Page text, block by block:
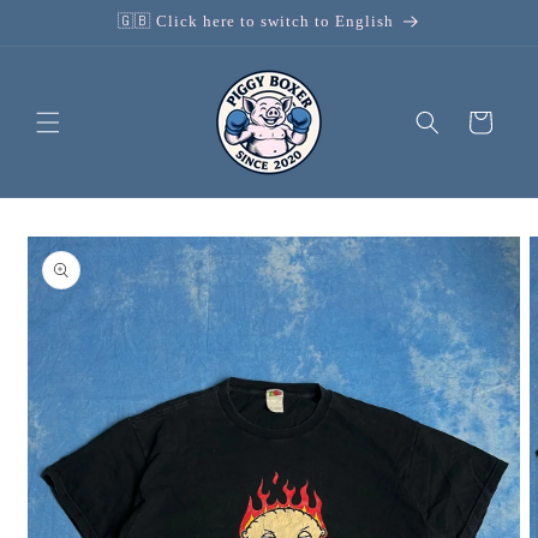
🇬🇧 Click here to switch to English
Koszyk
Pomiń,
przejść
do
informacji
o